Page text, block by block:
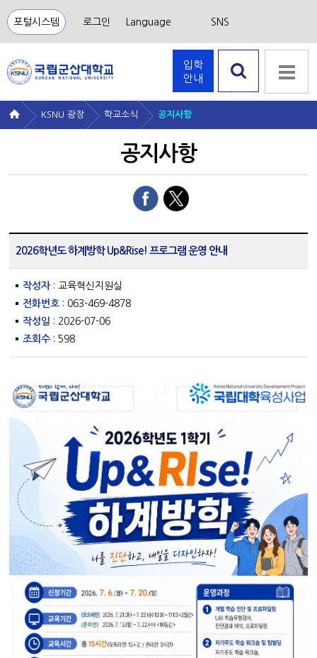
포털시스템 로그인 Language SNS
입학
안내
KSNU 광장 학교소식 공지사항
공지사항
2026학년도 하계방학 Up&Rise! 프로그램 운영 안내
작성자: 교육혁신지원실
전화번호: 063-469-4878
작성일 : 2026-07-06
조회수: 598